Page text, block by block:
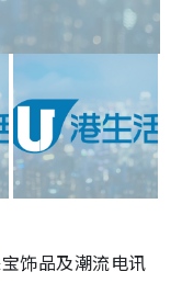
饰品及潮流电讯